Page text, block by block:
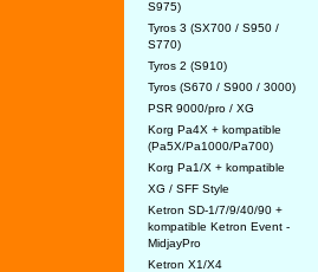
S975)
Tyros 3 (SX700 / S950 /
S770)
Tyros 2 (S910)
Tyros (S670 / S900 / 3000)
PSR 9000/pro / XG
Korg Pa4X + kompatible
(Pa5X/Pa1000/Pa700)
Korg Pa1/X + kompatible
XG / SFF Style
Ketron SD-1/7/9/40/90 +
kompatible Ketron Event -
MidjayPro
Ketron X1/X4